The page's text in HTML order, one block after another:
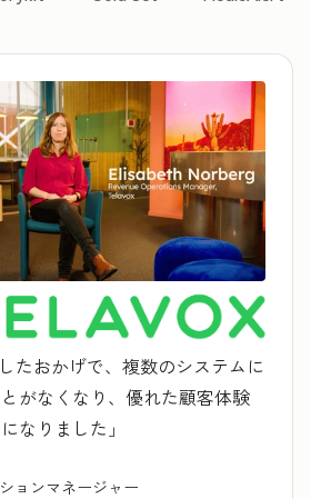
たおかげで、複数のシステムに
がなくなり、優れた顧客体験
なりました」
ョンマネージャー